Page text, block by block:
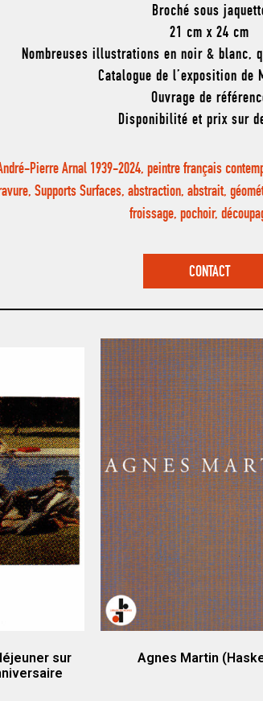
Broché sous
21 cm x 24 cm
Nombreuses illustrations en noir & blanc,
Catalogue de l’exposition de
Ouvrage de
Disponibilité et prix sur
Pierre Arnal 1939-2024, peintre français
Supports Surfaces, abstraction, abstrait,
froissage, pochoir,
CONTACT
sur
Agnes Martin